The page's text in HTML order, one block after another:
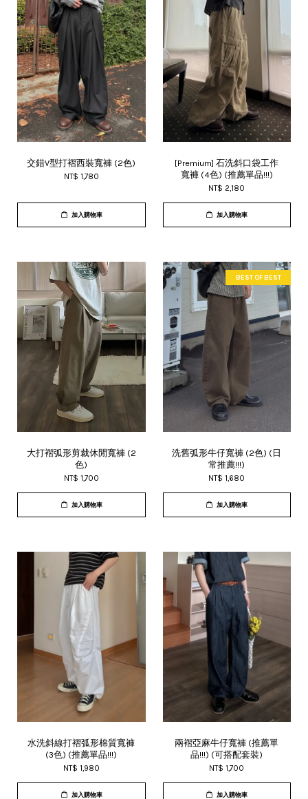
交錯V型打褶西裝寬褲 (2色)
NT$ 1,780
加入購物車
[Premium] 石洗斜口袋工作
寬褲 (4色) (推薦單品!!!)
NT$ 2,180
加入購物車
大打褶弧形剪裁休閒寬褲 (2
色)
NT$ 1,700
加入購物車
BEST OF BEST
洗舊弧形牛仔寬褲 (2色) (日
常推薦!!!)
NT$ 1,680
加入購物車
水洗斜線打褶弧形棉質寬褲
(3色) (推薦單品!!!)
NT$ 1,980
加入購物車
兩褶亞麻牛仔寬褲 (推薦單
品!!!) (可搭配套裝)
NT$ 1,700
加入購物車